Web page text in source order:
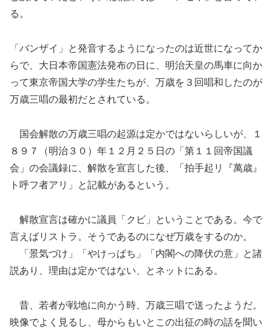
る。
「バンザイ」と発音するようになったのは近世になってか
らで、大日本帝国憲法発布の日に、明治天皇の馬車に向か
って東京帝国大学の学生たちが、万歳を３回唱和したのが
万歳三唱の最初だとされている。
国会解散の万歳三唱の起源は定かではないらしいが、１
８９７（明治３０）年１２月２５日の「第１１回帝国議
会」の会議録に、解散を宣言した後、「拍手起リ『萬歳』
ト呼フ者アリ」と記載があるという。
解散宣言は確かに議員「クビ」ということである。今で
言えばリストラ。そうであるのになぜ万歳をするのか。
「景気づけ」「やけっぱち」「内閣への降伏の意」と諸
説あり、理由は定かではない、とネットにある。
昔、若者が戦地に向かう時、万歳三唱で送ったようだ。
映像でよく見るし、母からもいとこの出征の時の話を聞い